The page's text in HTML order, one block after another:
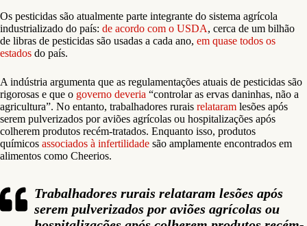
Os pesticidas são atualmente parte integrante do sistema agrícola
industrializado do país: de acordo com o USDA, cerca de um bilhão
de libras de pesticidas são usadas a cada ano, em quase todos os
estados do país.
A indústria argumenta que as regulamentações atuais de pesticidas são
rigorosas e que o governo deveria “controlar as ervas daninhas, não a
agricultura”. No entanto, trabalhadores rurais relataram lesões após
serem pulverizados por aviões agrícolas ou hospitalizações após
colherem produtos recém-tratados. Enquanto isso, produtos
químicos associados à infertilidade são amplamente encontrados em
alimentos como Cheerios.
Trabalhadores rurais relataram lesões após
serem pulverizados por aviões agrícolas ou